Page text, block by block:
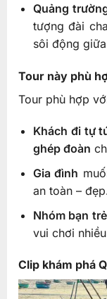
Quảng
tượng đài
sôi động
Tour này phù
Tour phù hợp
Khách đi tự
ghép đoàn
Gia đình
an toàn –
Nhóm bạn trẻ
vui chơi
Clip khám phá